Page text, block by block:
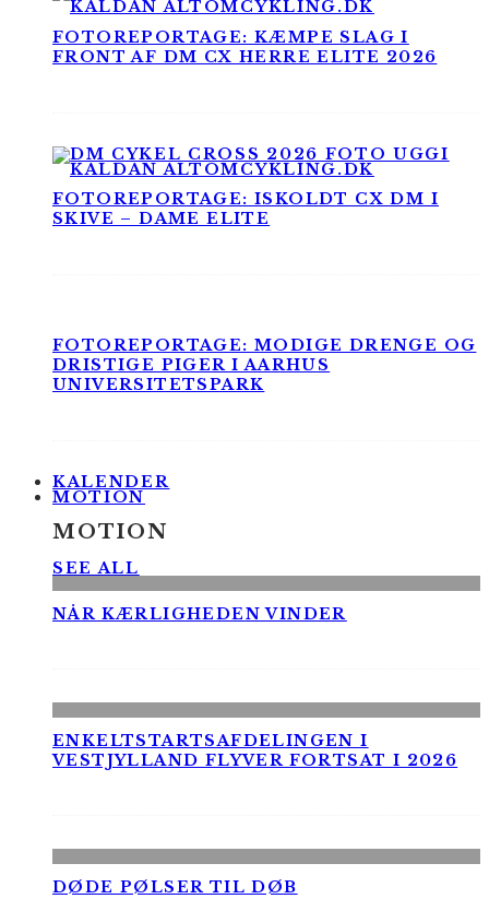
FOTOREPORTAGE: KÆMPE SLAG I
FRONT AF DM CX HERRE ELITE 2026
FOTOREPORTAGE: ISKOLDT CX DM I
SKIVE – DAME ELITE
FOTOREPORTAGE: MODIGE DRENGE OG
DRISTIGE PIGER I AARHUS
UNIVERSITETSPARK
KALENDER
MOTION
MOTION
SEE ALL
NÅR KÆRLIGHEDEN VINDER
ENKELTSTARTSAFDELINGEN I
VESTJYLLAND FLYVER FORTSAT I 2026
DØDE PØLSER TIL DØB